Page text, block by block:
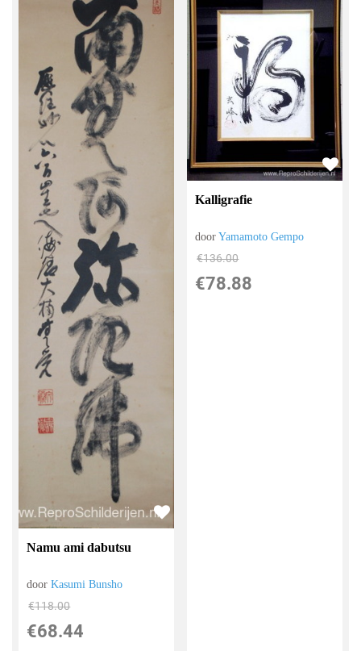
Namu ami dabutsu
doorKasumi Bunsho
€118.00
€68.44
Kalligrafie
doorYamamoto Gempo
€136.00
€78.88